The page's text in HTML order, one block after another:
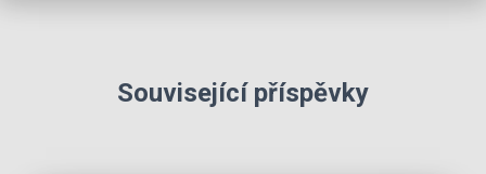
Související příspěvky